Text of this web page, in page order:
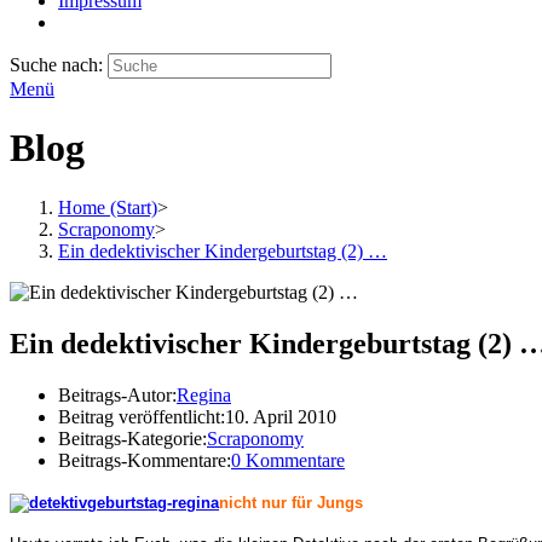
Suche nach:
Menü
Blog
Home (Start)>
Scraponomy>
Ein dedektivischer Kindergeburtstag (2) …
Ein dedektivischer Kindergeburtstag (2)
Beitrags-Autor:Regina
Beitrag veröffentlicht:10. April 2010
Beitrags-Kategorie:Scraponomy
Beitrags-Kommentare:0 Kommentare
nicht nur für Jungs